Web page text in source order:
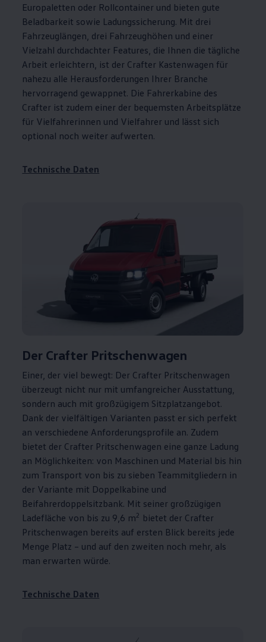
Europaletten oder Rollcontainer und bieten gute
Beladbarkeit sowie Ladungssicherung. Mit drei
Fahrzeuglängen, drei Fahrzeughöhen und einer
Vielzahl durchdachter Features, die Ihnen die tägliche
Arbeit erleichtern, ist der Crafter Kastenwagen für
nahezu alle Herausforderungen Ihrer Branche
hervorragend gewappnet. Die Fahrerkabine des
Crafter ist zudem einer der bequemsten Arbeitsplätze
für Vielfahrerinnen und Vielfahrer und lässt sich
optional noch weiter aufwerten.
Technische Daten
Der Crafter Pritschenwagen
Einer, der viel bewegt: Der Crafter Pritschenwagen
überzeugt nicht nur mit umfangreicher Ausstattung,
sondern auch mit großzügigem Sitzplatzangebot.
Dank der vielfältigen Varianten passt er sich perfekt
an verschiedene Anforderungsprofile an. Zudem
bietet der Crafter Pritschenwagen eine ganze Ladung
an Möglichkeiten: von Maschinen und Material bis hin
zum Transport von bis zu sieben Teammitgliedern in
der Variante mit Doppelkabine und
Beifahrerdoppelsitzbank. Mit seiner großzügigen
Ladefläche von bis zu 9,6 m2 bietet der Crafter
Pritschenwagen bereits auf ersten Blick bereits jede
Menge Platz – und auf den zweiten noch mehr, als
man erwarten würde.
Technische Daten